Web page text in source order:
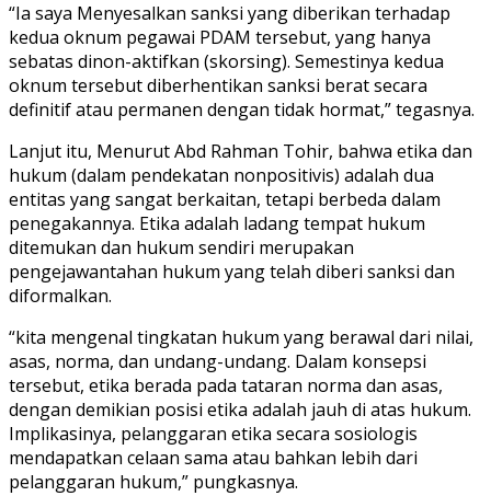
“Ia saya Menyesalkan sanksi yang diberikan terhadap
kedua oknum pegawai PDAM tersebut, yang hanya
sebatas dinon-aktifkan (skorsing). Semestinya kedua
oknum tersebut diberhentikan sanksi berat secara
definitif atau permanen dengan tidak hormat,” tegasnya.
Lanjut itu, Menurut Abd Rahman Tohir, bahwa etika dan
hukum (dalam pendekatan nonpositivis) adalah dua
entitas yang sangat berkaitan, tetapi berbeda dalam
penegakannya. Etika adalah ladang tempat hukum
ditemukan dan hukum sendiri merupakan
pengejawantahan hukum yang telah diberi sanksi dan
diformalkan.
“kita mengenal tingkatan hukum yang berawal dari nilai,
asas, norma, dan undang-undang. Dalam konsepsi
tersebut, etika berada pada tataran norma dan asas,
dengan demikian posisi etika adalah jauh di atas hukum.
Implikasinya, pelanggaran etika secara sosiologis
mendapatkan celaan sama atau bahkan lebih dari
pelanggaran hukum,” pungkasnya.